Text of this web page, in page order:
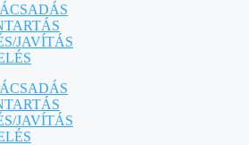
JAVÍTÁS
JAVÍTÁS